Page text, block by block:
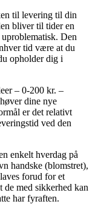
til levering til din
bliver til tider en
Den
tid være at du
opholder dig i
– 0-200 kr. –
dine nye
er det relativt
ved den
enkelt hverdag på
handske (blomstret),
forud for et
de med sikkerhed kan
har fyraften.